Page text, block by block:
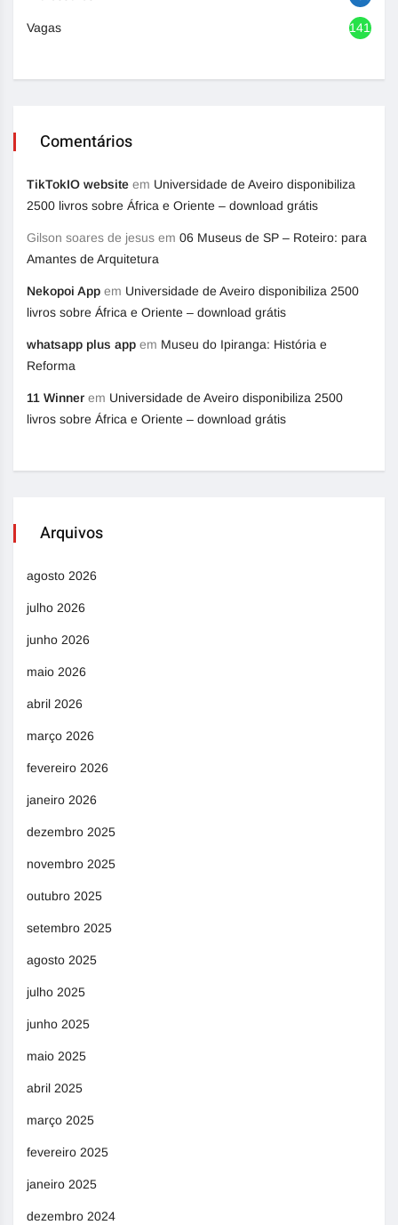
Vagas 1417
Comentários
TikTokIO website em Universidade de Aveiro disponibiliza
2500 livros sobre África e Oriente – download grátis
Gilson soares de jesus em 06 Museus de SP – Roteiro: para
Amantes de Arquitetura
Nekopoi App em Universidade de Aveiro disponibiliza 2500
livros sobre África e Oriente – download grátis
whatsapp plus app em Museu do Ipiranga: História e
Reforma
11 Winner em Universidade de Aveiro disponibiliza 2500
livros sobre África e Oriente – download grátis
Arquivos
agosto 2026
julho 2026
junho 2026
maio 2026
abril 2026
março 2026
fevereiro 2026
janeiro 2026
dezembro 2025
novembro 2025
outubro 2025
setembro 2025
agosto 2025
julho 2025
junho 2025
maio 2025
abril 2025
março 2025
fevereiro 2025
janeiro 2025
dezembro 2024